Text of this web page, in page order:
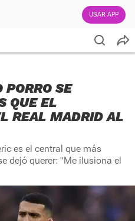
USAR APP
PORRO SE
QUE EL
REAL MADRID AL
es el central que más
dejó querer: "Me ilusiona el